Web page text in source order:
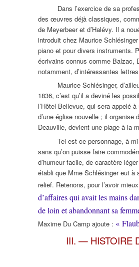
Dans l’exercice de sa
des œuvres déjà classiques,
de Meyerbeer et d’Halévy. Il a
introduit chez Maurice
piano et pour divers instruments.
écrivains connus comme Balzac,
notamment, d’intéressantes
Maurice Schlésinger,
1836, c’est qu’il a deviné les
l’Hôtel Bellevue, qui sera appelé
d’une église nouvelle ; il
Deauville, devient une plage à la
Tel est ce personnage, à
sans qu’on puisse faire
d’humeur facile, de caractère
établi que Mme Schlésinger eut à
relief. Retenons, pour l’avoir
d’affaires qui avait les mains
de loin et abandonnant sa
Maxime Du Camp ajoute : «
III. — HISTOIRE